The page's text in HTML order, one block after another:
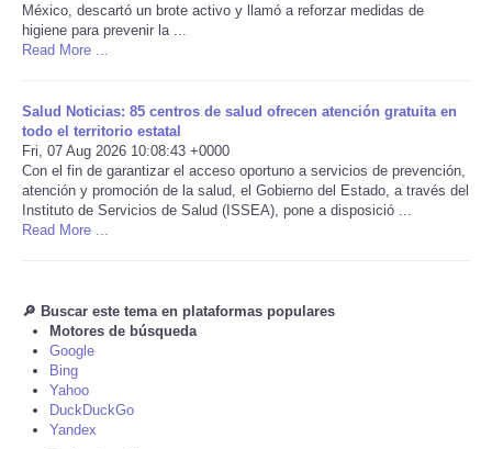
EEUU
Internacionales
Negocios
Tecnologia
Tiempo
CATEGORIES
México, descartó un brote activo y llamó a reforzar medidas de
higiene para prevenir la ...
Read More ...
Salud Noticias: 85 centros de salud ofrecen atención gratuita en
todo el territorio estatal
Fri, 07 Aug 2026 10:08:43 +0000
Con el fin de garantizar el acceso oportuno a servicios de prevención,
atención y promoción de la salud, el Gobierno del Estado, a través del
Instituto de Servicios de Salud (ISSEA), pone a disposició ...
Read More ...
🔎 Buscar este tema en plataformas populares
Motores de búsqueda
Google
Bing
Yahoo
DuckDuckGo
Yandex